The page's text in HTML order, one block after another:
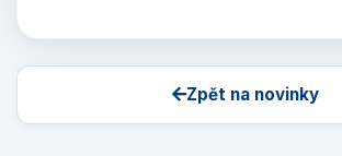
Zpět na novinky